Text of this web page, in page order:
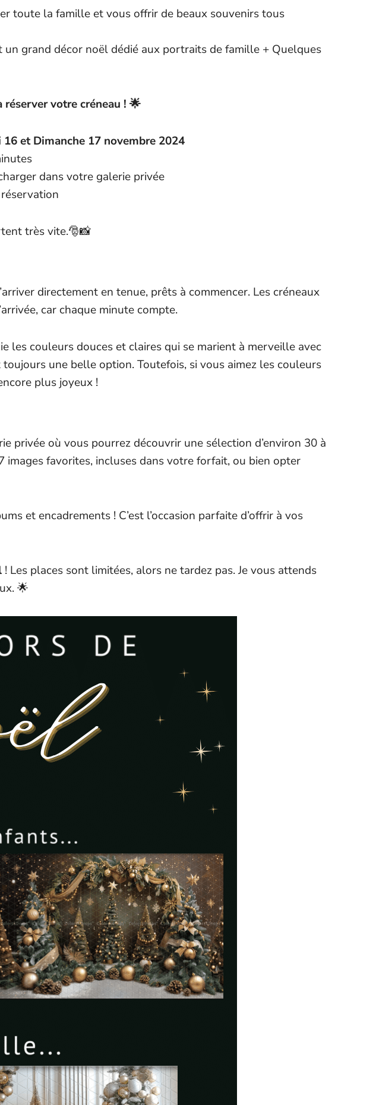
toute la famille et vous offrir de beaux souvenirs tous
grand décor noël dédié aux portraits de famille + Quelques
votre créneau ! 🌟
et Dimanche 17 novembre 2024
dans votre galerie privée
très vite.🎅📸
directement en tenue, prêts à commencer. Les créneaux
car chaque minute compte.
les couleurs douces et claires qui se marient à merveille avec
une belle option. Toutefois, si vous aimez les couleurs
plus joyeux !
privée où vous pourrez découvrir une sélection d’environ 30 à
favorites, incluses dans votre forfait, ou bien opter
et encadrements ! C’est l’occasion parfaite d’offrir à vos
! Les places sont limitées, alors ne tardez pas. Je vous attends
🌟